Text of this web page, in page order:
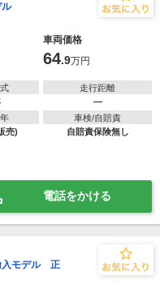
車両価格
64.9万円
走行距離
―
売)
車検/自賠責
自賠責保険無し
電話をかける
入モデル 正